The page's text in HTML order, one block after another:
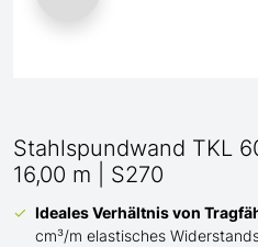
Stahlspundwand TKL
16,00 m | S270
Ideales Verhältnis von
cm³/m elastisches